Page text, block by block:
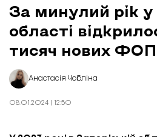
За минулий рік у
області
тисяч нових
Анастасія Чобліна
08.01.2024 | 12:50